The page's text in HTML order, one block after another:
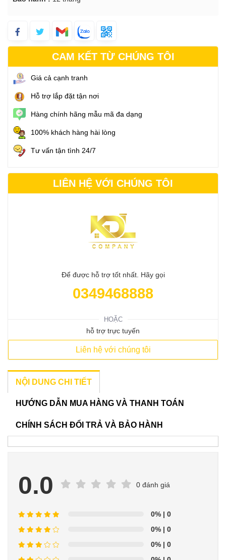
CAM KẾT TỪ CHÚNG TÔI
Giá cả cạnh tranh
Hỗ trợ lắp đặt tận nơi
Hàng chính hãng mẫu mã đa dạng
100% khách hàng hài lòng
Tư vấn tận tình 24/7
LIÊN HỆ VỚI CHÚNG TÔI
Để được hỗ trợ tốt nhất. Hãy gọi
0349468888
HOẶC
hỗ trợ trực tuyến
Liên hệ với chúng tôi
NỘI DUNG CHI TIẾT
HƯỚNG DẪN MUA HÀNG VÀ THANH TOÁN
CHÍNH SÁCH ĐỔI TRẢ VÀ BẢO HÀNH
0.0 0 đánh giá
0% | 0
0% | 0
0% | 0